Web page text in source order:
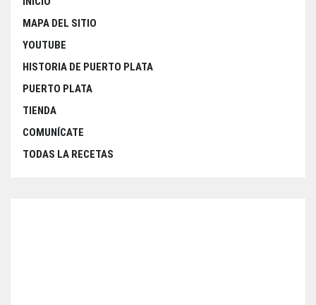
MAPA DEL SITIO
YOUTUBE
HISTORIA DE PUERTO PLATA
PUERTO PLATA
TIENDA
COMUNÍCATE
TODAS LA RECETAS